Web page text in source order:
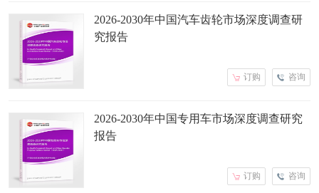
2026-2030年中国汽车齿轮市场深度调查研
究报告
咨询
订购
2026-2030年中国专用车市场深度调查研究
报告
咨询
订购